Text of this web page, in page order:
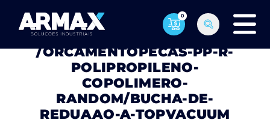
0
PÁGINA NÃO ENCONTRADA
/ORCAMENTOPECAS-PP-R-
POLIPROPILENO-
COPOLIMERO-
RANDOM/BUCHA-DE-
REDUAAO-A-TOPVACUUM